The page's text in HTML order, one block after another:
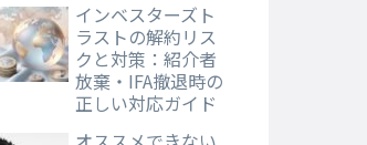
インベスターズト
ラストの解約リス
クと対策：紹介者
放棄・IFA撤退時の
正しい対応ガイド